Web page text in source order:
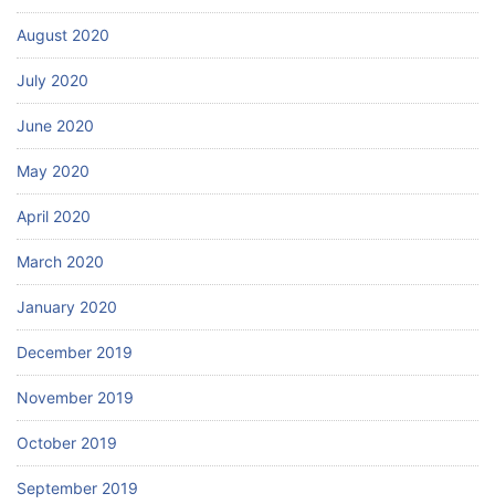
August 2020
July 2020
June 2020
May 2020
April 2020
March 2020
January 2020
December 2019
November 2019
October 2019
September 2019